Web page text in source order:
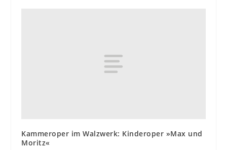
Kammeroper im Walzwerk: Kinderoper »Max und
Moritz«